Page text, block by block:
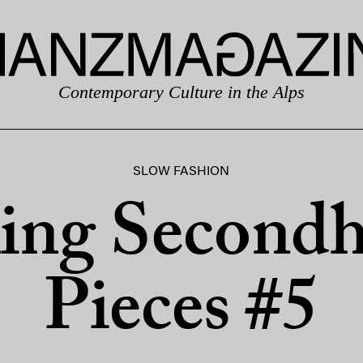
Contemporary Culture in the Alps
SLOW FASHION
Pieces #5